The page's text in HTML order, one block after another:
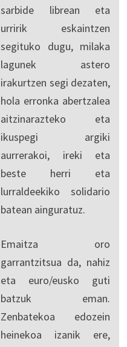
sarbide librean eta
urririk eskaintzen
segituko dugu, milaka
lagunek astero
irakurtzen segi dezaten,
hola erronka abertzalea
aitzinarazteko eta
ikuspegi argiki
aurrerakoi, ireki eta
beste herri eta
lurraldeekiko solidario
batean ainguratuz.
Emaitza oro
garrantzitsua da, nahiz
eta euro/eusko guti
batzuk eman.
Zenbatekoa edozein
heinekoa izanik ere,